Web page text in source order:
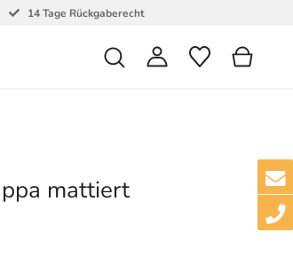
14 Tage Rückgaberecht
mattiert